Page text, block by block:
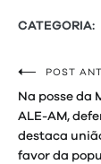
CATEGORIA:
de
Post
POST
Na posse da
ALE-AM,
destaca
favor da